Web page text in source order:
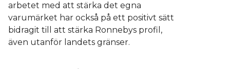
arbetet med att stärka det egna
varumärket har också på ett positivt sätt
bidragit till att stärka Ronnebys profil,
även utanför landets gränser.